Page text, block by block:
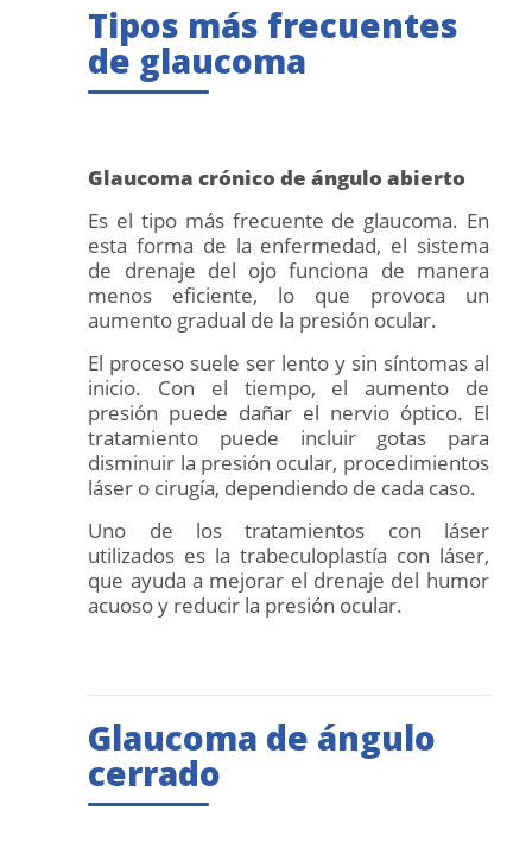
Tipos más frecuentes
de glaucoma
Glaucoma crónico de ángulo abierto
Es el tipo más frecuente de glaucoma. En
esta forma de la enfermedad, el sistema
de drenaje del ojo funciona de manera
menos eficiente, lo que provoca un
aumento gradual de la presión ocular.
El proceso suele ser lento y sin síntomas al
inicio. Con el tiempo, el aumento de
presión puede dañar el nervio óptico. El
tratamiento puede incluir gotas para
disminuir la presión ocular, procedimientos
láser o cirugía, dependiendo de cada caso.
Uno de los tratamientos con láser
utilizados es la trabeculoplastía con láser,
que ayuda a mejorar el drenaje del humor
acuoso y reducir la presión ocular.
Glaucoma de ángulo
cerrado